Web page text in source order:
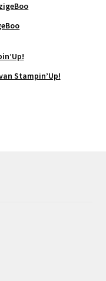
Stampin’Up!